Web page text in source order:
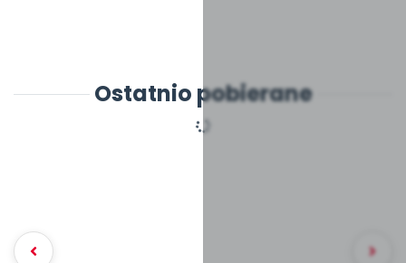
Ostatnio pobierane